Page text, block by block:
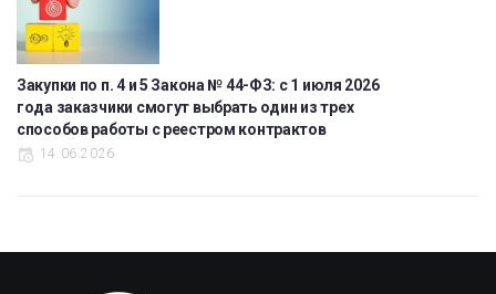
Закупки по п. 4 и 5 Закона № 44-ФЗ: с 1 июля 2026
года заказчики смогут выбрать один из трех
способов работы с реестром контрактов
14.06.2026